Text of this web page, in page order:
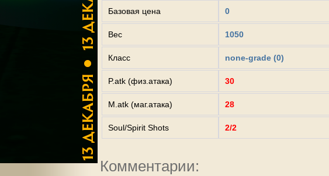
Базовая цена 0
Вес 1050
Класс none-grade (0)
P.atk (физ.атака) 30
M.atk (маг.атака) 28
Soul/Spirit Shots 2/2
Комментарии: